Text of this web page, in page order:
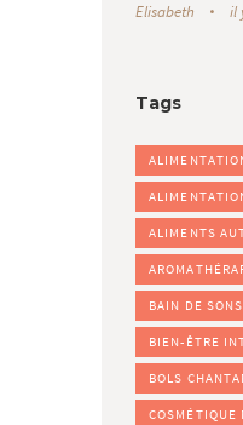
Elisabeth il
Tags
ALIMENTS
BAIN DE SONS
BIEN-ÊTRE
BOLS
COSMÉTIQUE